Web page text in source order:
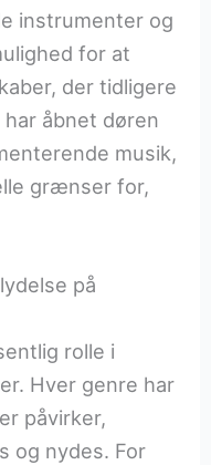
instrumenter og
for at
der tidligere
åbnet døren
musik,
grænser for,
på
rolle i
Hver genre har
påvirker,
og nydes. For